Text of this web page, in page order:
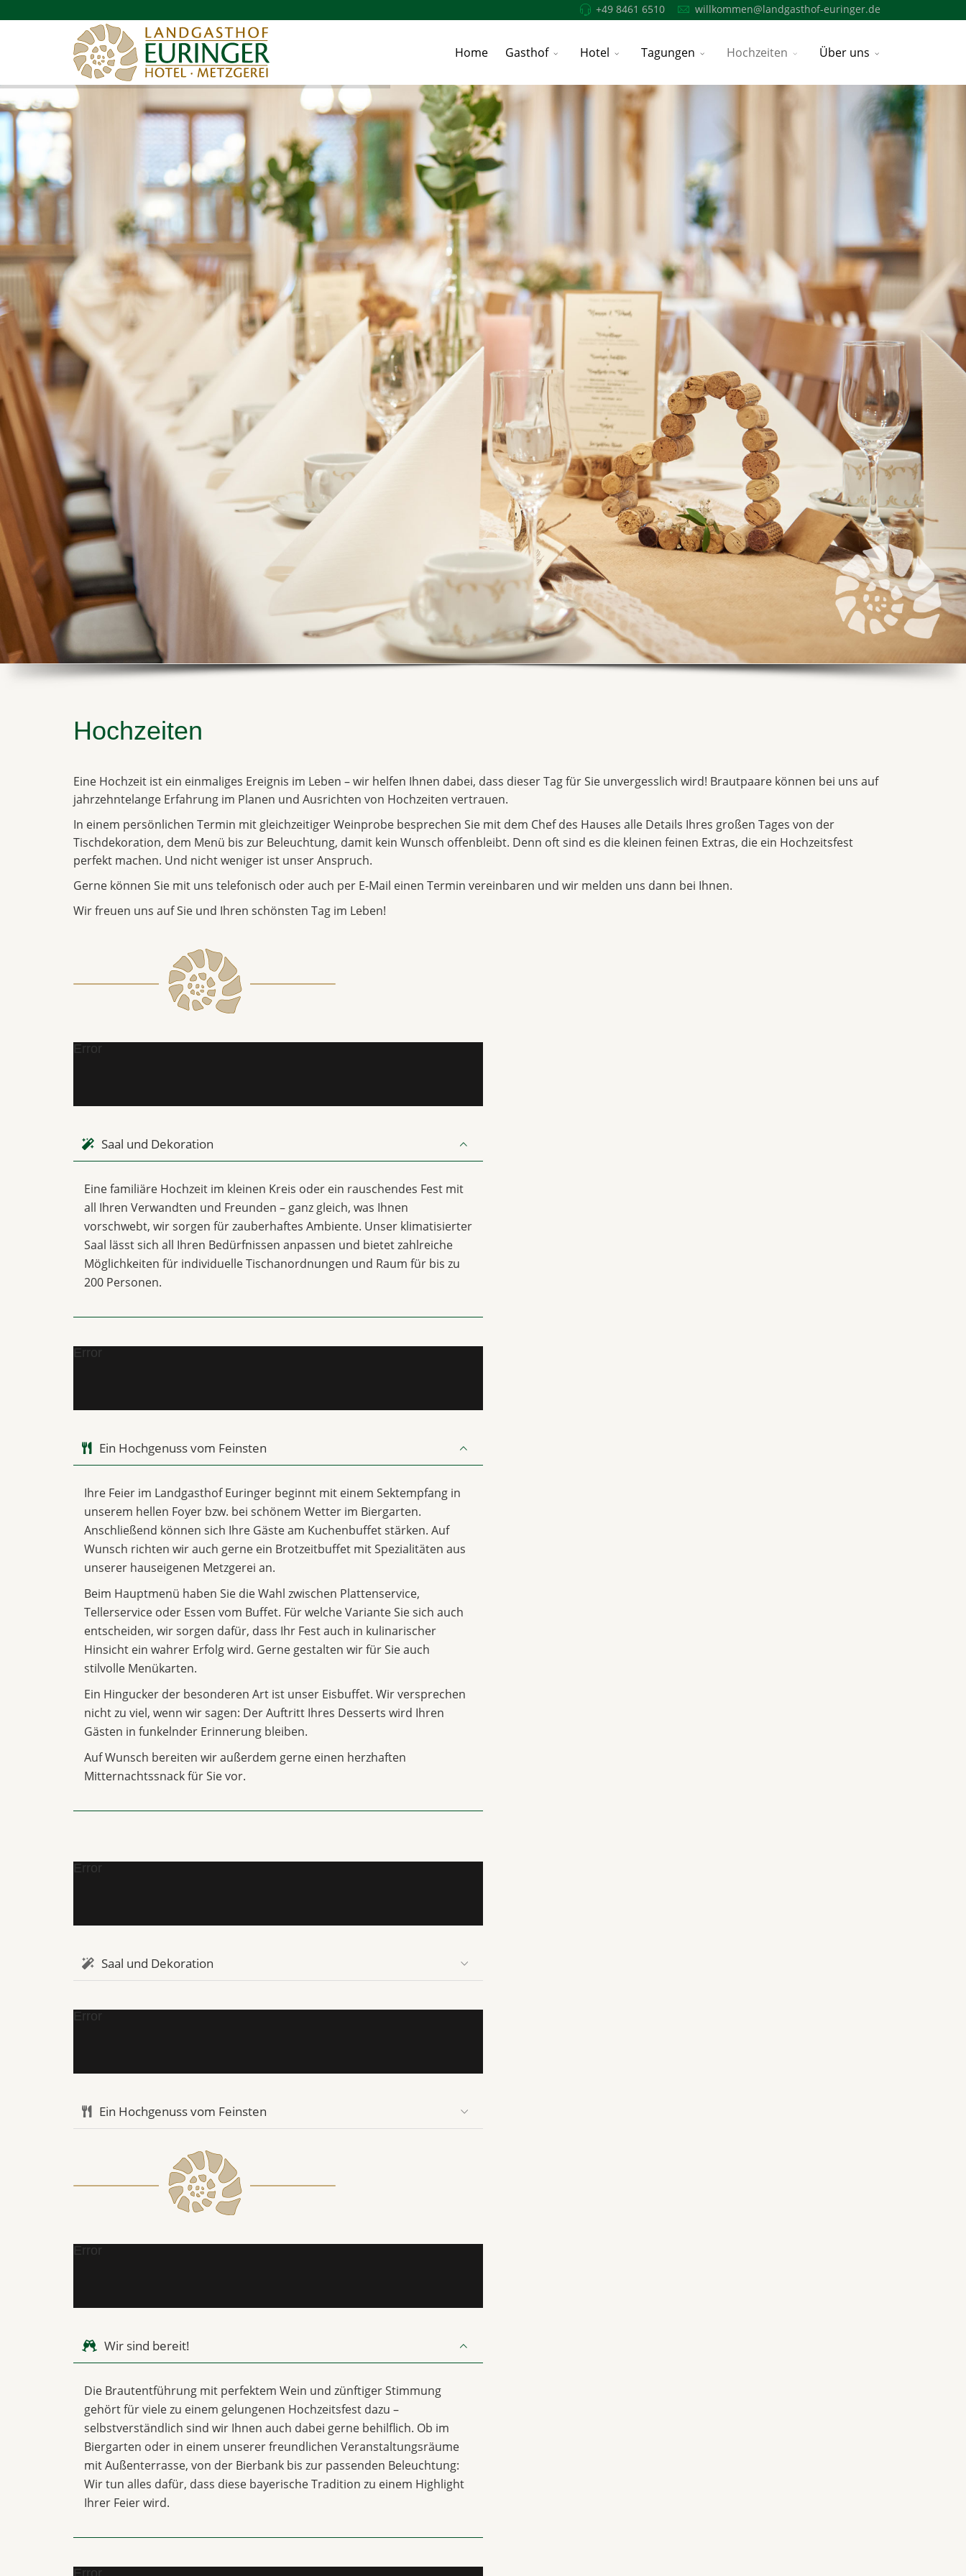
+49 8461 6510 willkommen@landgasthof-euringer.de
Home Gasthof Hotel Tagungen Hochzeiten Über uns
Hochzeiten
Eine Hochzeit ist ein einmaliges Ereignis im Leben – wir helfen Ihnen dabei, dass dieser Tag für Sie unvergesslich wird! Brautpaare können bei uns auf
jahrzehntelange Erfahrung im Planen und Ausrichten von Hochzeiten vertrauen.
In einem persönlichen Termin mit gleichzeitiger Weinprobe besprechen Sie mit dem Chef des Hauses alle Details Ihres großen Tages von der
Tischdekoration, dem Menü bis zur Beleuchtung, damit kein Wunsch offenbleibt. Denn oft sind es die kleinen feinen Extras, die ein Hochzeitsfest
perfekt machen. Und nicht weniger ist unser Anspruch.
Gerne können Sie mit uns telefonisch oder auch per E-Mail einen Termin vereinbaren und wir melden uns dann bei Ihnen.
Wir freuen uns auf Sie und Ihren schönsten Tag im Leben!
Error
Saal und Dekoration
Eine familiäre Hochzeit im kleinen Kreis oder ein rauschendes Fest mit
all Ihren Verwandten und Freunden – ganz gleich, was Ihnen
vorschwebt, wir sorgen für zauberhaftes Ambiente. Unser klimatisierter
Saal lässt sich all Ihren Bedürfnissen anpassen und bietet zahlreiche
Möglichkeiten für individuelle Tischanordnungen und Raum für bis zu
200 Personen.
Error
Ein Hochgenuss vom Feinsten
Ihre Feier im Landgasthof Euringer beginnt mit einem Sektempfang in
unserem hellen Foyer bzw. bei schönem Wetter im Biergarten.
Anschließend können sich Ihre Gäste am Kuchenbuffet stärken. Auf
Wunsch richten wir auch gerne ein Brotzeitbuffet mit Spezialitäten aus
unserer hauseigenen Metzgerei an.
Beim Hauptmenü haben Sie die Wahl zwischen Plattenservice,
Tellerservice oder Essen vom Buffet. Für welche Variante Sie sich auch
entscheiden, wir sorgen dafür, dass Ihr Fest auch in kulinarischer
Hinsicht ein wahrer Erfolg wird. Gerne gestalten wir für Sie auch
stilvolle Menükarten.
Ein Hingucker der besonderen Art ist unser Eisbuffet. Wir versprechen
nicht zu viel, wenn wir sagen: Der Auftritt Ihres Desserts wird Ihren
Gästen in funkelnder Erinnerung bleiben.
Auf Wunsch bereiten wir außerdem gerne einen herzhaften
Mitternachtssnack für Sie vor.
Error
Saal und Dekoration
Error
Ein Hochgenuss vom Feinsten
Error
Wir sind bereit!
Die Brautentführung mit perfektem Wein und zünftiger Stimmung
gehört für viele zu einem gelungenen Hochzeitsfest dazu –
selbstverständlich sind wir Ihnen auch dabei gerne behilflich. Ob im
Biergarten oder in einem unserer freundlichen Veranstaltungsräume
mit Außenterrasse, von der Bierbank bis zur passenden Beleuchtung:
Wir tun alles dafür, dass diese bayerische Tradition zu einem Highlight
Ihrer Feier wird.
Error